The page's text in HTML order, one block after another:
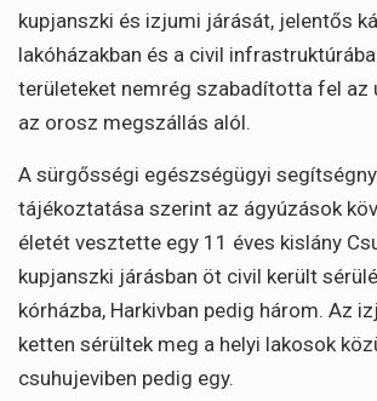
kupjanszki és izjumi járását, jelentős
lakóházakban és a civil
területeket nemrég szabadította fel az
az orosz megszállás alól.
A sürgősségi egészségügyi
tájékoztatása szerint az ágyúzások
életét vesztette egy 11 éves kislány
kupjanszki járásban öt civil került
kórházba, Harkivban pedig három. Az
ketten sérültek meg a helyi lakosok
csuhujeviben pedig egy.